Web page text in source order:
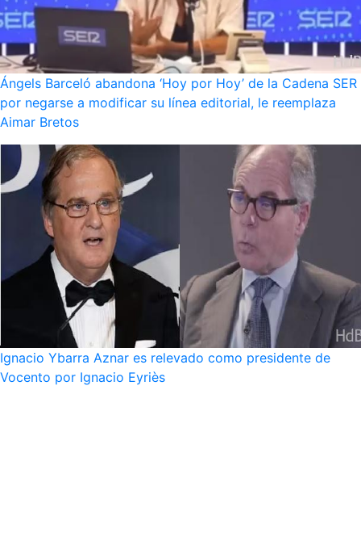
Ángels Barceló abandona ‘Hoy por Hoy’ de la Cadena SER
por negarse a modificar su línea editorial, le reemplaza
Aimar Bretos
Ignacio Ybarra Aznar es relevado como presidente de
Vocento por Ignacio Eyriès